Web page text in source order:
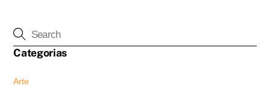
Categorias
Arte